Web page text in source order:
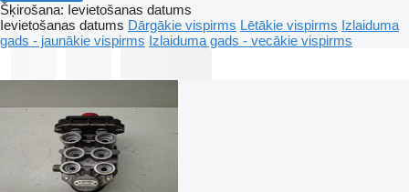
Šķirošana: Ievietošanas datums
Ievietošanas datums Dārgākie vispirms Lētākie vispirms Izlaiduma
gads - jaunākie vispirms Izlaiduma gads - vecākie vispirms